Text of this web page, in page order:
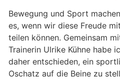
Bewegung und Sport
es, wenn wir diese Freude
teilen können. Gemeinsam
Trainerin Ulrike Kühne habe
daher entschieden, ein
Oschatz auf die Beine zu